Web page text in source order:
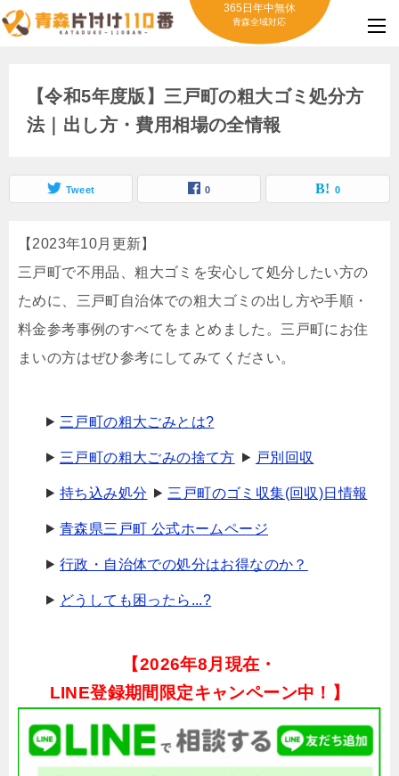
365日年中無休
青森全域対応
【令和5年度版】三戸町の粗大ゴミ処分方
法｜出し方・費用相場の全情報
Tweet 0 0
【2023年10月更新】
三戸町で不用品、粗大ゴミを安心して処分したい方の
ために、三戸町自治体での粗大ゴミの出し方や手順・
料金参考事例のすべてをまとめました。三戸町にお住
まいの方はぜひ参考にしてみてください。
三戸町の粗大ごみとは?
三戸町の粗大ごみの捨て方 戸別回収
持ち込み処分 三戸町のゴミ収集(回収)日情報
青森県三戸町 公式ホームページ
行政・自治体での処分はお得なのか？
どうしても困ったら...?
【2026年8月現在・
LINE登録期間限定キャンペーン中！】